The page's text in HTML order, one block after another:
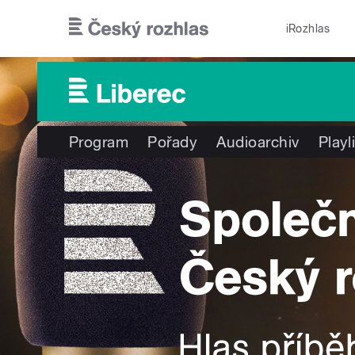
iRozhlas
Program Pořady Audioarchiv